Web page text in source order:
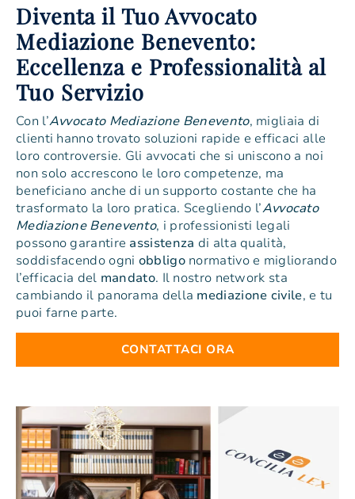
Diventa il Tuo Avvocato
Mediazione Benevento:
Eccellenza e Professionalità al
Tuo Servizio
Con l’Avvocato Mediazione Benevento, migliaia di
clienti hanno trovato soluzioni rapide e efficaci alle
loro controversie. Gli avvocati che si uniscono a noi
non solo accrescono le loro competenze, ma
beneficiano anche di un supporto costante che ha
trasformato la loro pratica. Scegliendo l’Avvocato
Mediazione Benevento, i professionisti legali
possono garantire assistenza di alta qualità,
soddisfacendo ogni obbligonormativo e migliorando
l’efficacia del mandato. Il nostro network sta
cambiando il panorama della mediazione civile, e tu
puoi farne parte.
CONTATTACI ORA